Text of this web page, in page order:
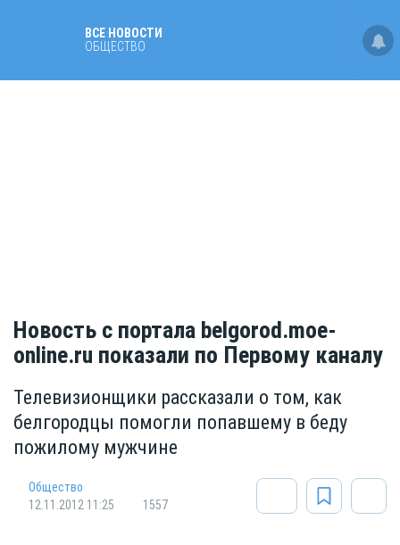
ВСЕ НОВОСТИ
ОБЩЕСТВО
Новость с портала belgorod.moe-
online.ru показали по Первому каналу
Телевизионщики рассказали о том, как
белгородцы помогли попавшему в беду
пожилому мужчине
Общество
12.11.2012 11:25
1557